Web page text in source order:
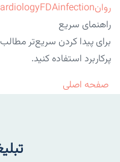
روان
FDAinfection
راهنمای سریع
برای پیدا کردن سریع‌تر
پرکاربرد استفاده کنید.
صفحه اصلی